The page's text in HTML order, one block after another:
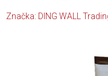
Značka: DING WALL